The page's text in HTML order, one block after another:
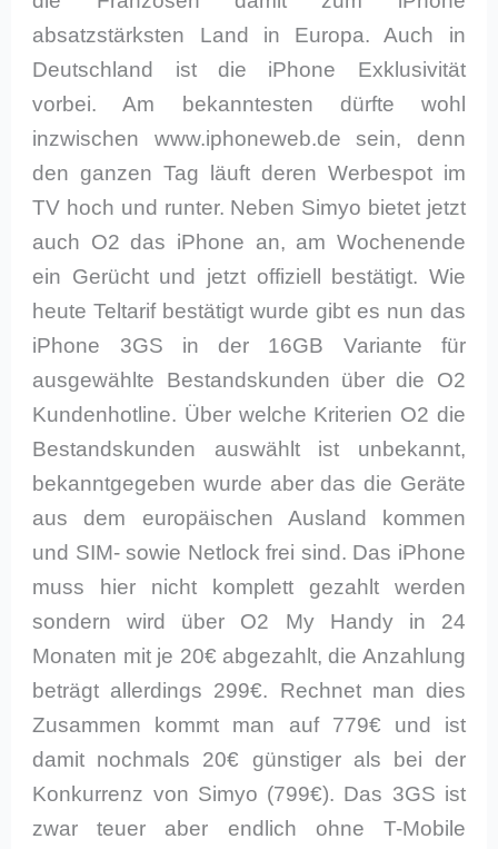
absatzstärksten Land in Europa. Auch in
Deutschland ist die iPhone Exklusivität
vorbei. Am bekanntesten dürfte wohl
inzwischen www.iphoneweb.de sein, denn
den ganzen Tag läuft deren Werbespot im
TV hoch und runter. Neben Simyo bietet jetzt
auch O2 das iPhone an, am Wochenende
ein Gerücht und jetzt offiziell bestätigt. Wie
heute Teltarif bestätigt wurde gibt es nun das
iPhone 3GS in der 16GB Variante für
ausgewählte Bestandskunden über die O2
Kundenhotline. Über welche Kriterien O2 die
Bestandskunden auswählt ist unbekannt,
bekanntgegeben wurde aber das die Geräte
aus dem europäischen Ausland kommen
und SIM- sowie Netlock frei sind. Das iPhone
muss hier nicht komplett gezahlt werden
sondern wird über O2 My Handy in 24
Monaten mit je 20€ abgezahlt, die Anzahlung
beträgt allerdings 299€. Rechnet man dies
Zusammen kommt man auf 779€ und ist
damit nochmals 20€ günstiger als bei der
Konkurrenz von Simyo (799€). Das 3GS ist
zwar teuer aber endlich ohne T-Mobile